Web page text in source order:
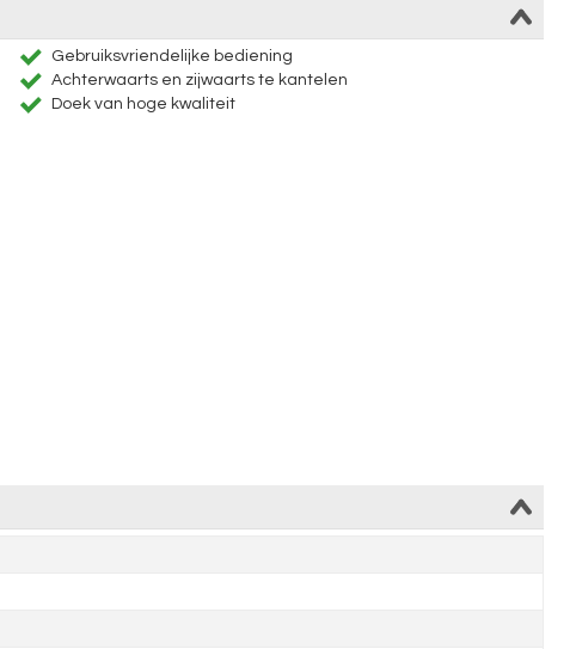
Gebruiksvriendelijke bediening
Achterwaarts en zijwaarts te kantelen
Doek van hoge kwaliteit